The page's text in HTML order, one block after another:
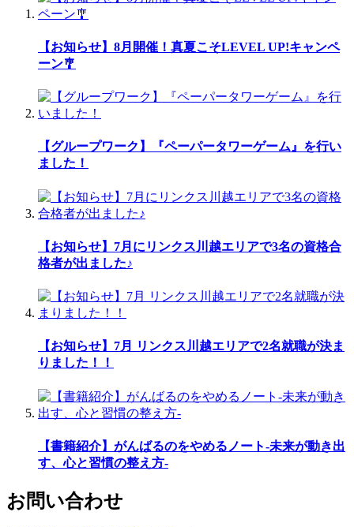
【お知らせ】8月開催！真夏こそLEVEL UP!キャンペ
ーン🎐
【グループワーク】『ペーパータワーゲーム』を行い
ました！
【お知らせ】7月にリンクス川越エリアで3名の資格合
格者が出ました♪
【お知らせ】7月 リンクス川越エリアで2名就職が決ま
りました！！
【書籍紹介】がんばるのをやめるノート-未来が動き出
す、心と習慣の整え方-
お問い合わせ